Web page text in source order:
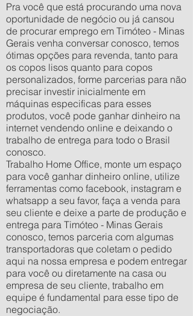
Pra você que está procurando uma nova
oportunidade de negócio ou já cansou
de procurar emprego em Timóteo - Minas
Gerais venha conversar conosco, temos
ótimas opções para revenda, tanto para
os copos lisos quanto para copos
personalizados, forme parcerias para não
precisar investir inicialmente em
máquinas especificas para esses
produtos, você pode ganhar dinheiro na
internet vendendo online e deixando o
trabalho de entrega para todo o Brasil
conosco.
Trabalho Home Office, monte um espaço
para você ganhar dinheiro online, utilize
ferramentas como facebook, instagram e
whatsapp a seu favor, faça a venda para
seu cliente e deixe a parte de produção e
entrega para Timóteo - Minas Gerais
conosco, temos parceria com algumas
transportadoras que coletam o pedido
aqui na nossa empresa e podem entregar
para você ou diretamente na casa ou
empresa de seu cliente, trabalho em
equipe é fundamental para esse tipo de
negociação.